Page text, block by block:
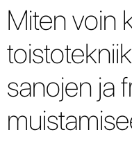
Miten voin
sanojen ja